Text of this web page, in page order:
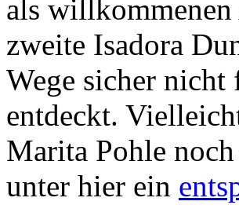
als willkommenen
zweite Isadora
Wege sicher
entdeckt.
Marita Pohle
unter hier ein